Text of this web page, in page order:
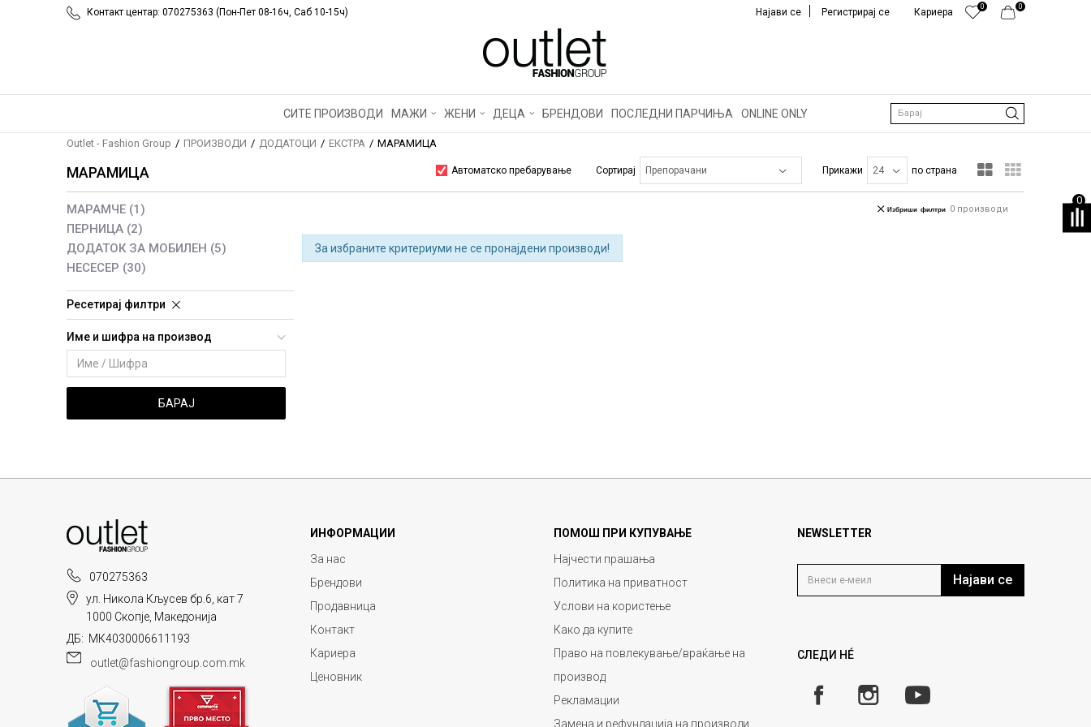
Контакт центар: 070275363 (Пон-Пет 08-16ч, Саб 10-15ч) 0
0
Кариера
Најави се Регистрирај се
СИТЕ ПРОИЗВОДИ МАЖИ ЖЕНИ ДЕЦА БРЕНДОВИ ПОСЛЕДНИ ПАРЧИЊА ONLINE ONLY Барај
0
Outlet - Fashion Group ПРОИЗВОДИ ДОДАТОЦИ ЕКСТРА МАРАМИЦА
МАРАМИЦА Автоматско пребарување Сортирај Прикажи по страна
МАРАМЧЕ (1)
ПЕРНИЦА (2)
ДОДАТОК ЗА МОБИЛЕН (5)
НЕСЕСЕР (30)
Ресетирај филтри
Име и шифра на производ
БАРАЈ
0 производи
Избриши филтри
За избраните критериуми не се пронајдени производи!
070275363
ул. Никола Кљусев бр.6, кат 7
1000 Скопје, Македонија
ДБ: МК4030006611193
outlet@fashiongroup.com.mk
ИНФОРМАЦИИ
За нас
Брендови
Продавница
Контакт
Кариера
Ценовник
ПОМОШ ПРИ КУПУВАЊЕ
Најчести прашања
Политика на приватност
Услови на користење
Како да купите
Право на повлекување/враќање на
производ
Рекламации
Замена и рефундација на производи
NEWSLETTER
Најави се
СЛЕДИ НÉ